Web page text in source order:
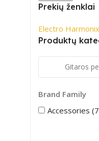
Prekių ženklai
Electro Harmonix
Produktų
Brand Family
Accessories